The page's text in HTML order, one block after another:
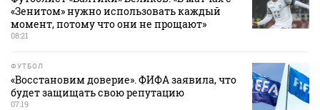
«Зенитом» нужно использовать каждый
момент, потому что они не прощают»
08:21
ФУТБОЛ
«Восстановим доверие». ФИФА заявила, что
будет защищать свою репутацию
07:19